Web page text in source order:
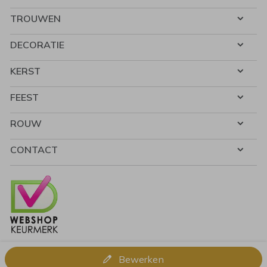
Bewerken
TROUWEN
DECORATIE
KERST
FEEST
ROUW
CONTACT